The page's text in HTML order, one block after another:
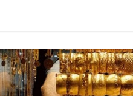
مصر ناس وناس